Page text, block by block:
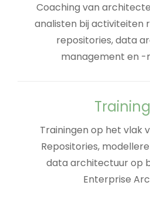
Coaching van
analisten bij activiteiten
repositories, data
management en -
Trainingen op het vlak
Repositories,
data architectuur op
Enterprise